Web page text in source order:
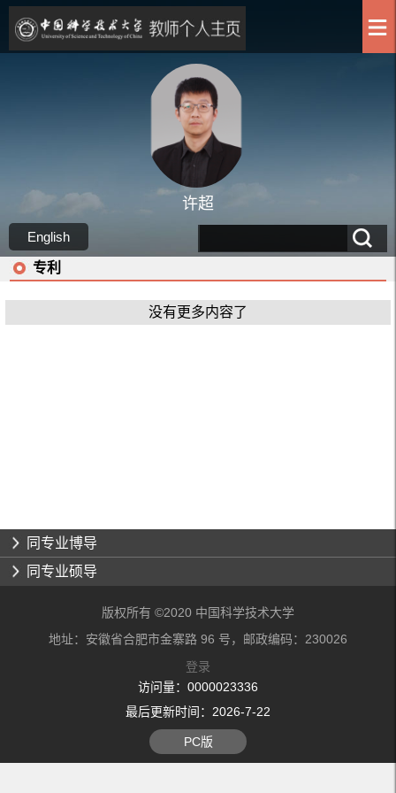
许超
English
专利
没有更多内容了
同专业博导
同专业硕导
版权所有 ©2020 中国科学技术大学
地址：安徽省合肥市金寨路 96 号，邮政编码：230026
登录
访问量： 0000023336
最后更新时间： 2026-7-22
PC版